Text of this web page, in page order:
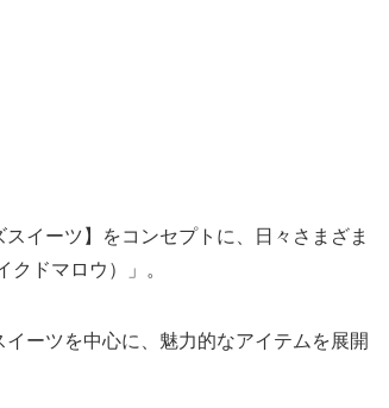
イーツ】をコンセプトに、日々さまざま
ドマロウ）」。
ーツを中心に、魅力的なアイテムを展開